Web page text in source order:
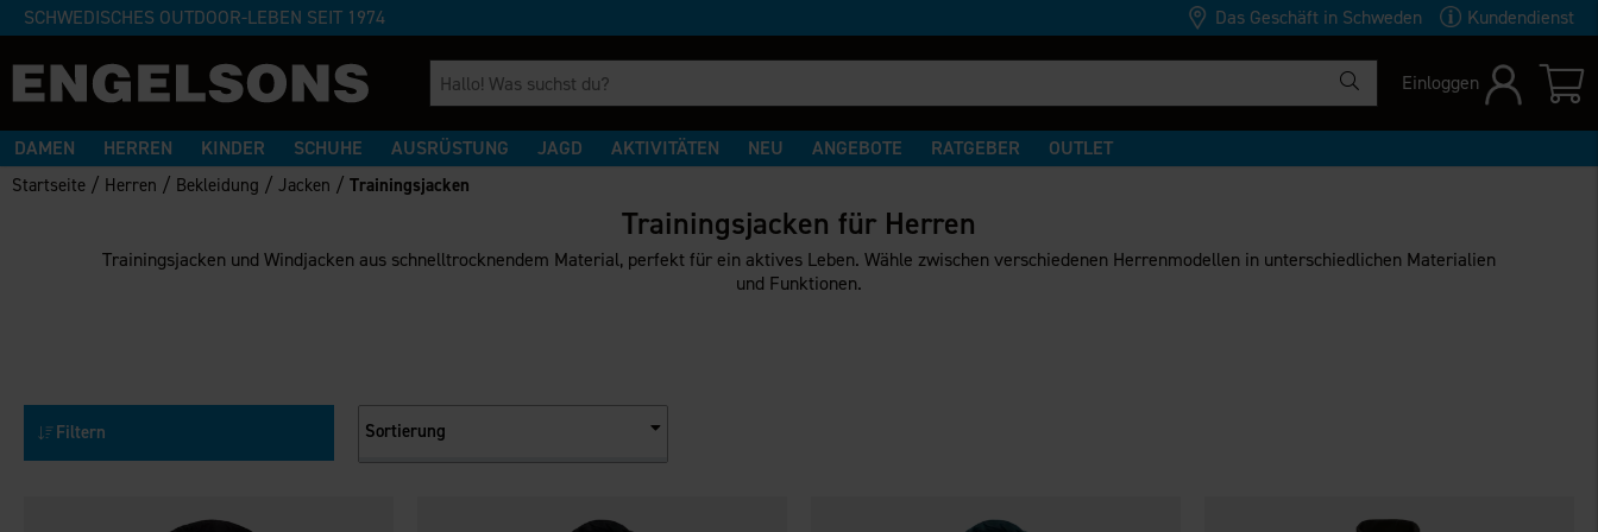
SCHWEDISCHES OUTDOOR-LEBEN SEIT 1974 Das Geschäft in Schweden Kundendienst
Einloggen
DAMEN HERREN KINDER SCHUHE AUSRÜSTUNG JAGD AKTIVITÄTEN NEU ANGEBOTE RATGEBER OUTLET
Startseite / Herren / Bekleidung /Jacken /Trainingsjacken
Trainingsjacken für Herren
Trainingsjacken und Windjacken aus schnelltrocknendem Material, perfekt für ein aktives Leben. Wähle zwischen verschiedenen Herrenmodellen in unterschiedlichen Materialien
und Funktionen.
Filtern Sortierung